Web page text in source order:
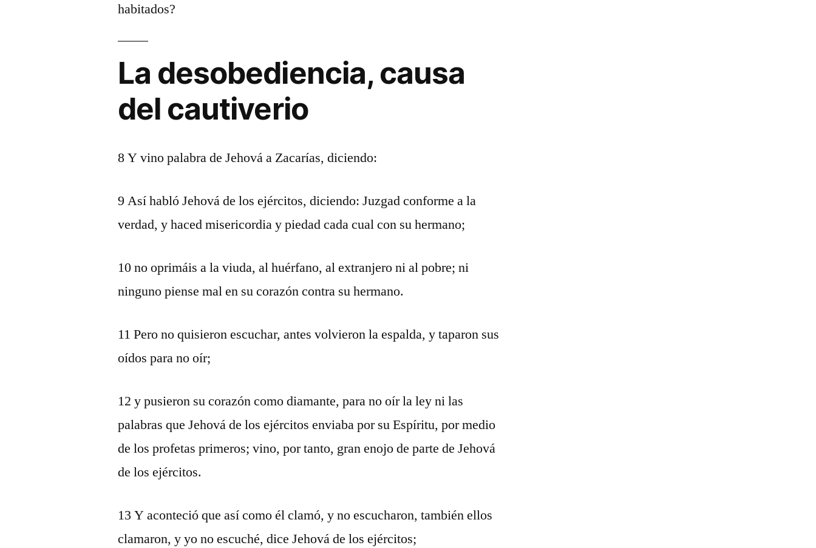
habitados?
La desobediencia, causa
del cautiverio
8 Y vino palabra de Jehová a Zacarías, diciendo:
9 Así habló Jehová de los ejércitos, diciendo: Juzgad conforme a la
verdad, y haced misericordia y piedad cada cual con su hermano;
10 no oprimáis a la viuda, al huérfano, al extranjero ni al pobre; ni
ninguno piense mal en su corazón contra su hermano.
11 Pero no quisieron escuchar, antes volvieron la espalda, y taparon sus
oídos para no oír;
12 y pusieron su corazón como diamante, para no oír la ley ni las
palabras que Jehová de los ejércitos enviaba por su Espíritu, por medio
de los profetas primeros; vino, por tanto, gran enojo de parte de Jehová
de los ejércitos.
13 Y aconteció que así como él clamó, y no escucharon, también ellos
clamaron, y yo no escuché, dice Jehová de los ejércitos;